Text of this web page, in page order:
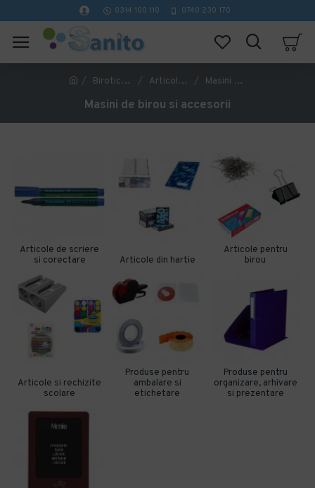
0314 100 110 0740 230 170
Birotica si papetarie Articole pentru birou Masini de birou si accesorii
Masini de birou si accesorii
Articole de scriere
si corectare
Articole din hartie
Articole pentru
birou
Articole si rechizite
scolare
Produse pentru
ambalare si
etichetare
Produse pentru
organizare, arhivare
si prezentare